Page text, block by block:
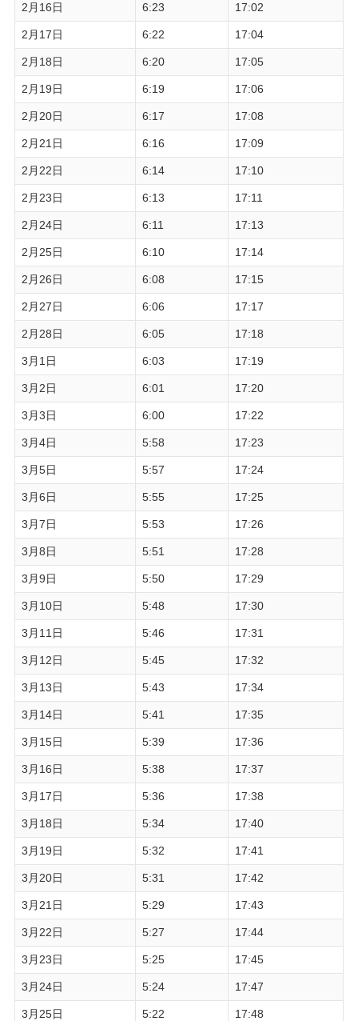
2月16日 6:23 17:02
2月17日 6:22 17:04
2月18日 6:20 17:05
2月19日 6:19 17:06
2月20日 6:17 17:08
2月21日 6:16 17:09
2月22日 6:14 17:10
2月23日 6:13 17:11
2月24日 6:11 17:13
2月25日 6:10 17:14
2月26日 6:08 17:15
2月27日 6:06 17:17
2月28日 6:05 17:18
3月1日 6:03 17:19
3月2日 6:01 17:20
3月3日 6:00 17:22
3月4日 5:58 17:23
3月5日 5:57 17:24
3月6日 5:55 17:25
3月7日 5:53 17:26
3月8日 5:51 17:28
3月9日 5:50 17:29
3月10日 5:48 17:30
3月11日 5:46 17:31
3月12日 5:45 17:32
3月13日 5:43 17:34
3月14日 5:41 17:35
3月15日 5:39 17:36
3月16日 5:38 17:37
3月17日 5:36 17:38
3月18日 5:34 17:40
3月19日 5:32 17:41
3月20日 5:31 17:42
3月21日 5:29 17:43
3月22日 5:27 17:44
3月23日 5:25 17:45
3月24日 5:24 17:47
3月25日 5:22 17:48